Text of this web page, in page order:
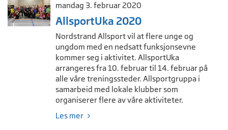
mandag 3. februar 2020
AllsportUka 2020
Nordstrand Allsport vil at flere unge og
ungdom med en nedsatt funksjonsevne
kommer seg i aktivitet. AllsportUka
arrangeres fra 10. februar til 14. februar på
alle våre treningssteder. Allsportgruppa i
samarbeid med lokale klubber som
organiserer flere av våre aktiviteter.
Les mer